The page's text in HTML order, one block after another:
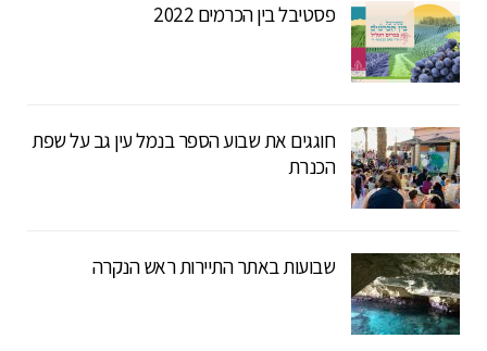
פסטיבל בין הכרמים 2022
חוגגים את שבוע הספר בנמל עין גב על שפת
הכנרת
שבועות באתר התיירות ראש הנקרה